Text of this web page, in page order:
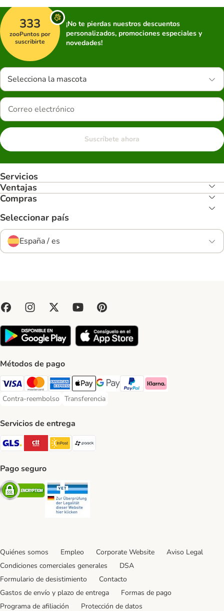
333
zooPuntos por
suscribirte
¡No te pierdas nuestros descuentos
personalizados, promociones especiales y
novedades!
Selecciona la mascota
Suscríbete ahora
Servicios
Ventajas
Compras
Seleccionar país
España / es
Métodos de pago
Visa Payment Method
Mastercard Payment Method
American Express Payment Method
Apple Pay Payment Method
Google Pay Payment Method
PayPal Payment Method
Klarna Payment Method
Contra-reembolso
Contra-reembolso Payment Method
Transferencia
Transferencia Payment Method
Servicios de entrega
GLS Shipping Method
CTTExpress Shipping Method
InPost Shipping Method
Pago seguro
Security
Quiénes somos Empleo Corporate Website
Aviso Legal
Condiciones comerciales generales
DSA
Formulario de desistimiento
Contacto
Gastos de envío y plazo de entrega
Formas de pago
Programa de afiliación
Protección de datos